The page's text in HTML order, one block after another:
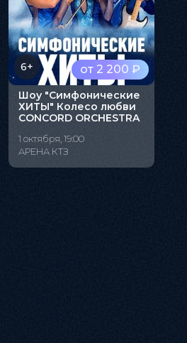
от 2 200 ₽
6+
Шоу "Симфонические
ХИТЫ" Колесо любви
CONCORD ORCHESTRA
1 октября, 19:00
АРЕНА КТЗ